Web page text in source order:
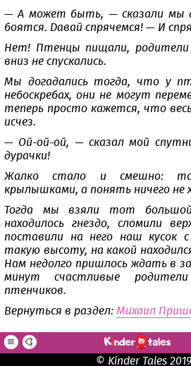
— А может быть, — сказали мы
боятся. Давай спрячемся! — И
Нет! Птенцы пищали, родители
вниз не спускались.
Мы догадались тогда, что у
небоскребах, они не могут
теперь просто кажется, что
исчез.
— Ой-ой-ой, — сказал мой
дурачки!
Жалко стало и смешно:
крылышками, а понять ничего не
Тогда мы взяли тот
находилось гнездо, сломили
поставили на него наш кусок
такую высоту, на какой
Нам недолго пришлось ждать в
минут счастливые
птенчиков.
Вернуться в раздел: Михаил
© Kinder Tales